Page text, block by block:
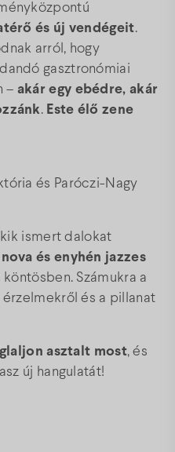
és új vendégeit.
arról, hogy
gasztronómiai
– akár egy ebédre, akár
. Este élő zene
és Paróczi-Nagy
ismert dalokat
és enyhén jazzes
köntösben. Számukra a
és a pillanat
asztalt most, és
új hangulatát!